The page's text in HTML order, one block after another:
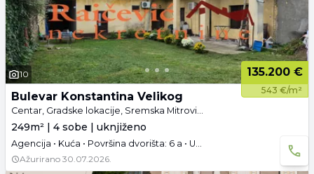
10 135.200 €
543 €/m²
Bulevar Konstantina Velikog
Centar, Gradske lokacije, Sremska Mitrovica
249m² | 4 sobe | uknjiženo
Agencija • Kuća • Površina dvorišta: 6 a • Uknjižen
Ažurirano 30.07.2026.